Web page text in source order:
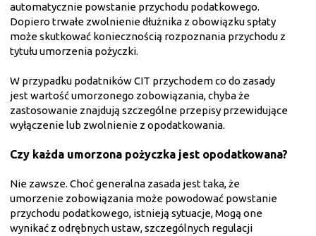
automatycznie powstanie przychodu podatkowego.
Dopiero trwałe zwolnienie dłużnika z obowiązku spłaty
może skutkować koniecznością rozpoznania przychodu z
tytułu umorzenia pożyczki.
W przypadku podatników CIT przychodem co do zasady
jest wartość umorzonego zobowiązania, chyba że
zastosowanie znajdują szczególne przepisy przewidujące
wyłączenie lub zwolnienie z opodatkowania.
Czy każda umorzona pożyczka jest opodatkowana?
Nie zawsze. Choć generalna zasada jest taka, że
umorzenie zobowiązania może powodować powstanie
przychodu podatkowego, istnieją sytuacje, Mogą one
wynikać z odrębnych ustaw, szczególnych regulacji